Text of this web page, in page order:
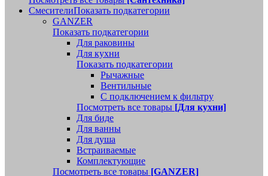
СмесителиПоказать подкатегории
GANZER
Показать подкатегории
Для раковины
Для кухни
Показать подкатегории
Рычажные
Вентильные
С подключением к фильтру
Посмотреть все товары [Для кухни]
Для биде
Для ванны
Для душа
Встраиваемые
Комплектующие
Посмотреть все товары [GANZER]